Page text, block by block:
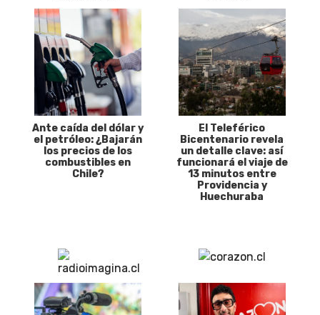
Ante caída del dólar y
el petróleo: ¿Bajarán
los precios de los
combustibles en
Chile?
El Teleférico
Bicentenario revela
un detalle clave: así
funcionará el viaje de
13 minutos entre
Providencia y
Huechuraba